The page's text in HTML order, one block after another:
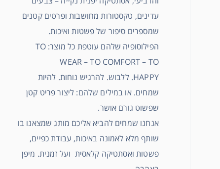
עדינים, טקסטורות מחושבות ופרטים קטנים
שמספרים סיפור של פשטות ואיכות.
הפילוסופיה שלהם עוטפת כל מוצר: TO
WEAR – TO COMFORT – TO
HAPPY. ללבוש. להרגיש נוחות. להיות
שמחים. או במילים שלהם: ליצור פריט קטן
שפשוט גורם אושר.
אנחנו שמחים להביא אליכם מותג שמצאנו בו
שותף מלא לאמונה באיכות, עבודת כפיים,
פשטות ואסתטיקה קלאסית ועל זמנית. מיפן